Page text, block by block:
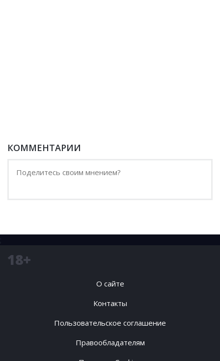
КОММЕНТАРИИ
;
18+
О сайте
Контакты
Пользовательское соглашение
Правообладателям